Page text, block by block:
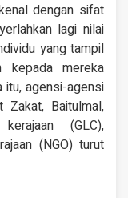
dengan sifat
lagi nilai
yang tampil
kepada mereka
itu, agensi-agensi
Baitulmal,
(GLC),
(NGO) turut